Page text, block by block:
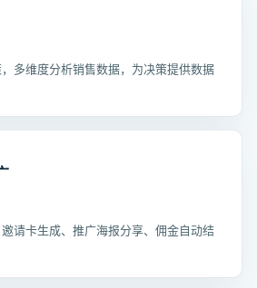
多维度分析销售数据，为决策提供数据
请卡生成、推广海报分享、佣金自动结